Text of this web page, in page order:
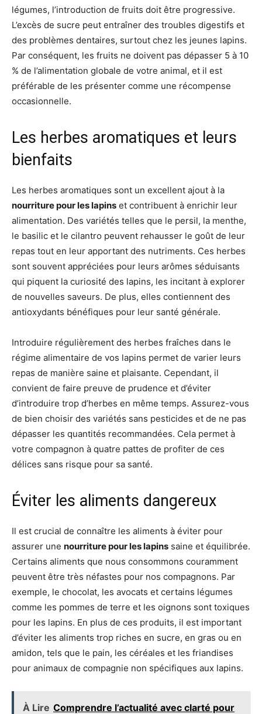
légumes, l’introduction de fruits doit être progressive.
L’excès de sucre peut entraîner des troubles digestifs et
des problèmes dentaires, surtout chez les jeunes lapins.
Par conséquent, les fruits ne doivent pas dépasser 5 à 10
% de l’alimentation globale de votre animal, et il est
préférable de les présenter comme une récompense
occasionnelle.
Les herbes aromatiques et leurs
bienfaits
Les herbes aromatiques sont un excellent ajout à la
nourriture pour les lapins et contribuent à enrichir leur
alimentation. Des variétés telles que le persil, la menthe,
le basilic et le cilantro peuvent rehausser le goût de leur
repas tout en leur apportant des nutriments. Ces herbes
sont souvent appréciées pour leurs arômes séduisants
qui piquent la curiosité des lapins, les incitant à explorer
de nouvelles saveurs. De plus, elles contiennent des
antioxydants bénéfiques pour leur santé générale.
Introduire régulièrement des herbes fraîches dans le
régime alimentaire de vos lapins permet de varier leurs
repas de manière saine et plaisante. Cependant, il
convient de faire preuve de prudence et d’éviter
d’introduire trop d’herbes en même temps. Assurez-vous
de bien choisir des variétés sans pesticides et de ne pas
dépasser les quantités recommandées. Cela permet à
votre compagnon à quatre pattes de profiter de ces
délices sans risque pour sa santé.
Éviter les aliments dangereux
Il est crucial de connaître les aliments à éviter pour
assurer une nourriture pour les lapins saine et équilibrée.
Certains aliments que nous consommons couramment
peuvent être très néfastes pour nos compagnons. Par
exemple, le chocolat, les avocats et certains légumes
comme les pommes de terre et les oignons sont toxiques
pour les lapins. En plus de ces produits, il est important
d’éviter les aliments trop riches en sucre, en gras ou en
amidon, tels que le pain, les céréales et les friandises
pour animaux de compagnie non spécifiques aux lapins.
À Lire Comprendre l’actualité avec clarté pour